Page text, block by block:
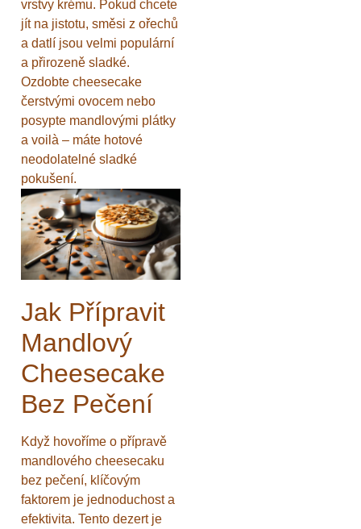
vrstvy krému. Pokud chcete
jít na jistotu, směsi z ořechů
a datlí jsou velmi populární
a přirozeně sladké.
Ozdobte cheesecake
čerstvými ovocem nebo
posypte mandlovými plátky
a voilà – máte hotové
neodolatelné sladké
pokušení.
Jak Přípravit
Mandlový
Cheesecake
Bez Pečení
Když hovoříme o přípravě
mandlového cheesecaku
bez pečení, klíčovým
faktorem je jednoduchost a
efektivita. Tento dezert je